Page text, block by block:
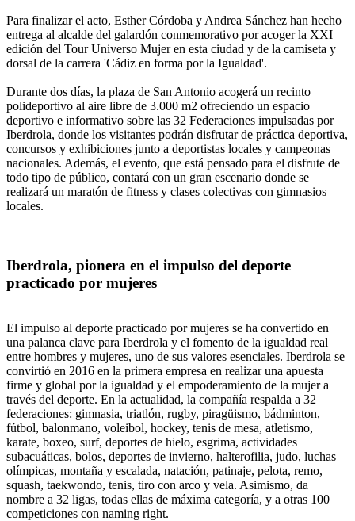
Para finalizar el acto, Esther Córdoba y Andrea Sánchez han hecho
entrega al alcalde del galardón conmemorativo por acoger la XXI
edición del Tour Universo Mujer en esta ciudad y de la camiseta y
dorsal de la carrera 'Cádiz en forma por la Igualdad'.
Durante dos días, la plaza de San Antonio acogerá un recinto
polideportivo al aire libre de 3.000 m2 ofreciendo un espacio
deportivo e informativo sobre las 32 Federaciones impulsadas por
Iberdrola, donde los visitantes podrán disfrutar de práctica deportiva,
concursos y exhibiciones junto a deportistas locales y campeonas
nacionales. Además, el evento, que está pensado para el disfrute de
todo tipo de público, contará con un gran escenario donde se
realizará un maratón de fitness y clases colectivas con gimnasios
locales.
Iberdrola, pionera en el impulso del deporte
practicado por mujeres
El impulso al deporte practicado por mujeres se ha convertido en
una palanca clave para Iberdrola y el fomento de la igualdad real
entre hombres y mujeres, uno de sus valores esenciales. Iberdrola se
convirtió en 2016 en la primera empresa en realizar una apuesta
firme y global por la igualdad y el empoderamiento de la mujer a
través del deporte. En la actualidad, la compañía respalda a 32
federaciones: gimnasia, triatlón, rugby, piragüismo, bádminton,
fútbol, balonmano, voleibol, hockey, tenis de mesa, atletismo,
karate, boxeo, surf, deportes de hielo, esgrima, actividades
subacuáticas, bolos, deportes de invierno, halterofilia, judo, luchas
olímpicas, montaña y escalada, natación, patinaje, pelota, remo,
squash, taekwondo, tenis, tiro con arco y vela. Asimismo, da
nombre a 32 ligas, todas ellas de máxima categoría, y a otras 100
competiciones con naming right.